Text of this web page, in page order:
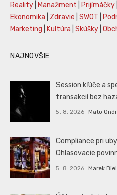
Reality
Manažment Prijímáčky
Ekonomika
Zdravie SWOT
Marketing
Kultúra Skúšky
NAJNOVŠIE
Session kľúče a
transakcií bez
5. 8. 2026 Mato
Compliance pri
Ohlasovacie
5. 8. 2026 Marek